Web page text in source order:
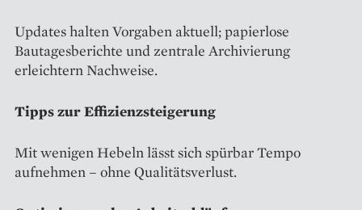
Updates halten Vorgaben aktuell; papierlose
Bautagesberichte und zentrale Archivierung
erleichtern Nachweise.
Tipps zur Effizienzsteigerung
Mit wenigen Hebeln lässt sich spürbar Tempo
aufnehmen – ohne Qualitätsverlust.